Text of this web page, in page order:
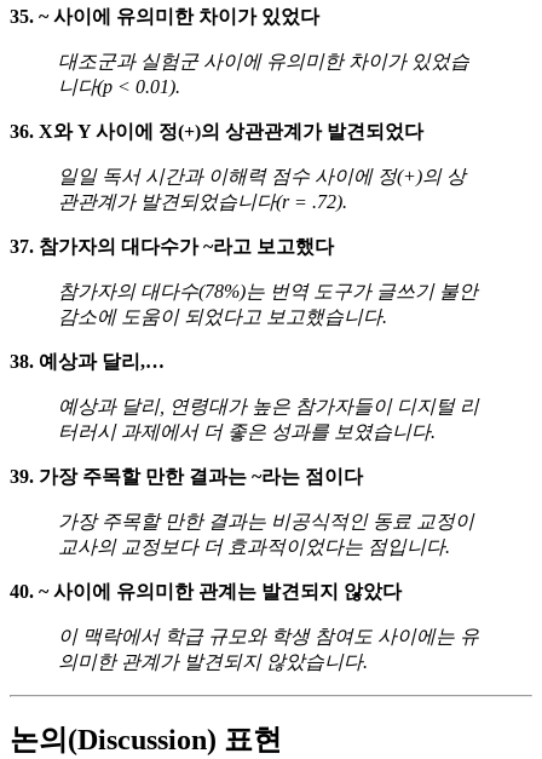
35. ~ 사이에 유의미한 차이가 있었다
대조군과 실험군 사이에 유의미한 차이가 있었습
니다(p < 0.01).
36. X와 Y 사이에 정(+)의 상관관계가 발견되었다
일일 독서 시간과 이해력 점수 사이에 정(+)의 상
관관계가 발견되었습니다(r = .72).
37. 참가자의 대다수가 ~라고 보고했다
참가자의 대다수(78%)는 번역 도구가 글쓰기 불안
감소에 도움이 되었다고 보고했습니다.
38. 예상과 달리,…
예상과 달리, 연령대가 높은 참가자들이 디지털 리
터러시 과제에서 더 좋은 성과를 보였습니다.
39. 가장 주목할 만한 결과는 ~라는 점이다
가장 주목할 만한 결과는 비공식적인 동료 교정이
교사의 교정보다 더 효과적이었다는 점입니다.
40. ~ 사이에 유의미한 관계는 발견되지 않았다
이 맥락에서 학급 규모와 학생 참여도 사이에는 유
의미한 관계가 발견되지 않았습니다.
논의(Discussion) 표현